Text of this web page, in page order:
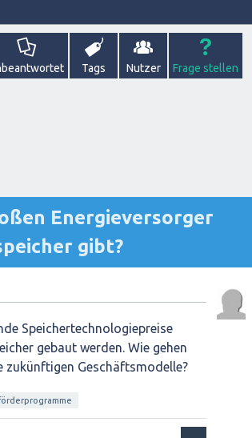
Tags Nutzer Frage stellen
Energieversorger
gibt?
Speichertechnologiepreise
gebaut werden. Wie gehen
zukünftigen Geschäftsmodelle?